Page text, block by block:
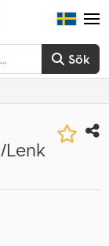
Sök
Lenk